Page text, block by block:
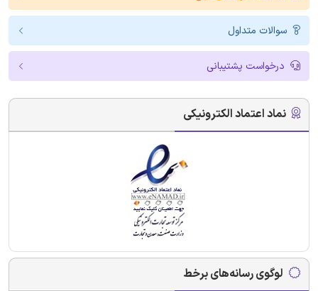
سوالات متداول
درخواست پشتیبانی
نماد اعتماد الکترونیکی
لوگوی رسانه‌های برخط